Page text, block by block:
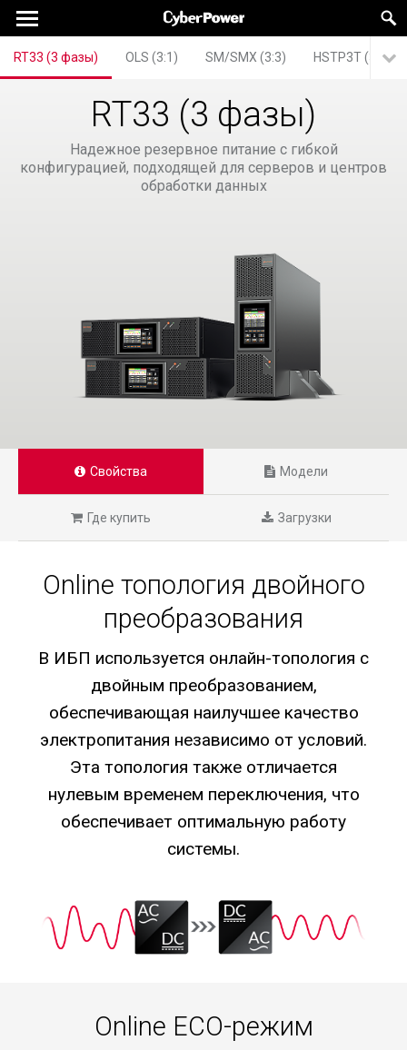
RT33 (3 фазы) OLS (3:1) SM/SMX (3:3) HSTP3T (3:3)
RT33 (3 фазы)
Надежное резервное питание с гибкой
конфигурацией, подходящей для серверов и центров
обработки данных
Свойства Модели
Где купить Загрузки
Online топология двойного
преобразования
В ИБП используется онлайн-топология с
двойным преобразованием,
обеспечивающая наилучшее качество
электропитания независимо от условий.
Эта топология также отличается
нулевым временем переключения, что
обеспечивает оптимальную работу
системы.
Online ECO-режим